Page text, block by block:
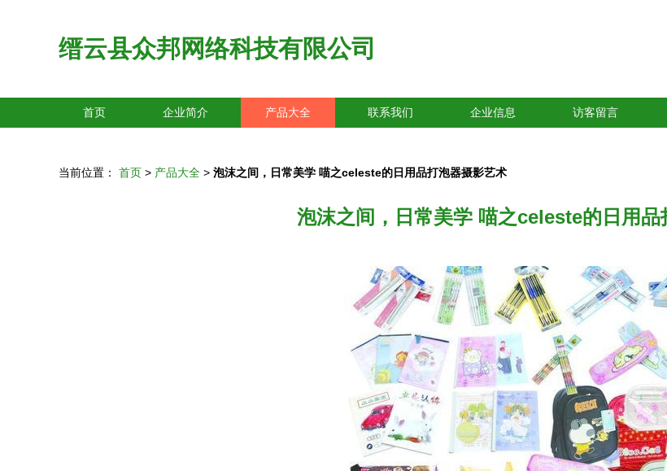
缙云县众邦网络科技有限公司
首页 企业简介 产品大全 联系我们 企业信息 访客留言
当前位置： 首页 > 产品大全 > 泡沫之间，日常美学 喵之celeste的日用品打泡器摄影艺术
泡沫之间，日常美学 喵之celeste的日用品